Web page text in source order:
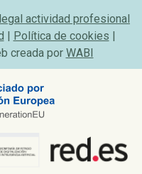
actividad profesional
| Política de cookies |
creada por WABI